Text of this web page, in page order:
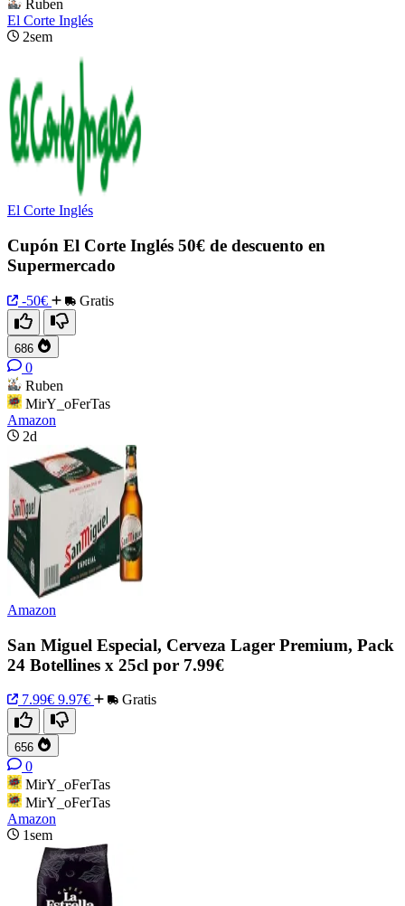
Ruben
El Corte Inglés
2sem
El Corte Inglés
Cupón El Corte Inglés 50€ de descuento en
Supermercado
-50€ Gratis
686
0
Ruben
MirY_oFerTas
Amazon
2d
Amazon
San Miguel Especial, Cerveza Lager Premium, Pack
24 Botellines x 25cl por 7.99€
7.99€ 9.97€ Gratis
656
0
MirY_oFerTas
MirY_oFerTas
Amazon
1sem